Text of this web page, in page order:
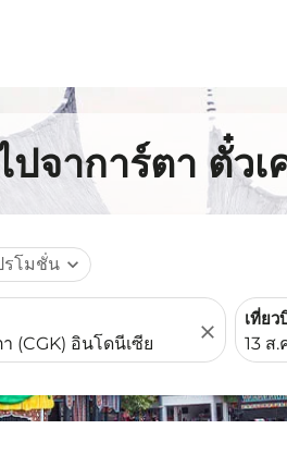
ปจาการ์ตา ตั๋ว
รโมชั่น expand_more
close
เที่ย
fc-
13 ส